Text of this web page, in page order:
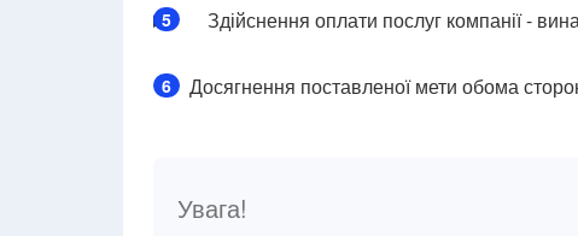
5Здійснення оплати послуг компанії -
6 Досягнення поставленої мети обома
Увага!